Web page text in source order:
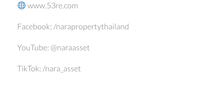
www.53re.com
Facebook: /narapropertythailand
YouTube: @naraasset
TikTok: /nara_asset